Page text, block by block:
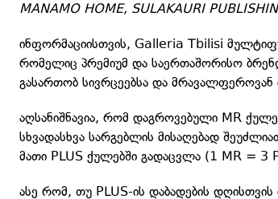
MANAMO HOME, SULAKAURI
ინფორმაციისთვის, Galleria Tbilisi
რომელიც პრემიუმ და საერთაშორისო
გასართობ სივრცეებსა და მრავალფეროვან
აღსანიშნავია, რომ დაგროვებული MR
სხვადასხვა სარგებლის მისაღებად
მათი PLUS ქულებში გადაცვლა (1 MR = 3
ასე რომ, თუ PLUS-ის დაბადების